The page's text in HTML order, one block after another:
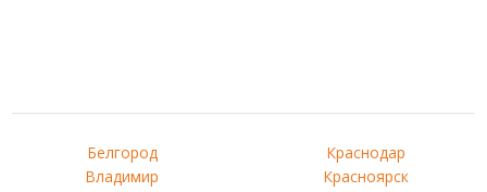
Белгород
Владимир
Краснодар
Красноярск